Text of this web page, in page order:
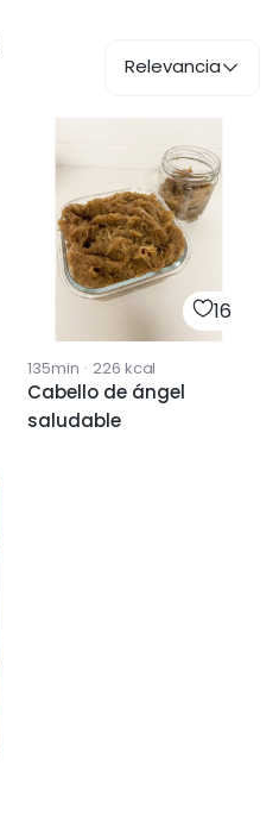
Relevancia
16
135min · 226 kcal
Cabello de ángel
saludable